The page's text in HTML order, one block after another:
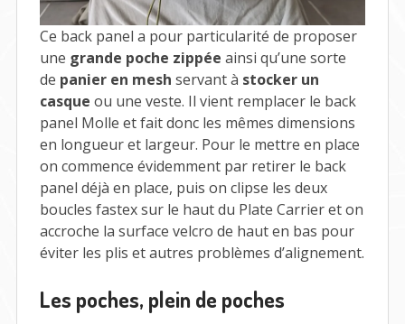
Ce back panel a pour particularité de proposer
une grande poche zippée ainsi qu’une sorte
de panier en mesh servant à stocker un
casque ou une veste. Il vient remplacer le back
panel Molle et fait donc les mêmes dimensions
en longueur et largeur. Pour le mettre en place
on commence évidemment par retirer le back
panel déjà en place, puis on clipse les deux
boucles fastex sur le haut du Plate Carrier et on
accroche la surface velcro de haut en bas pour
éviter les plis et autres problèmes d’alignement.
Les poches, plein de poches